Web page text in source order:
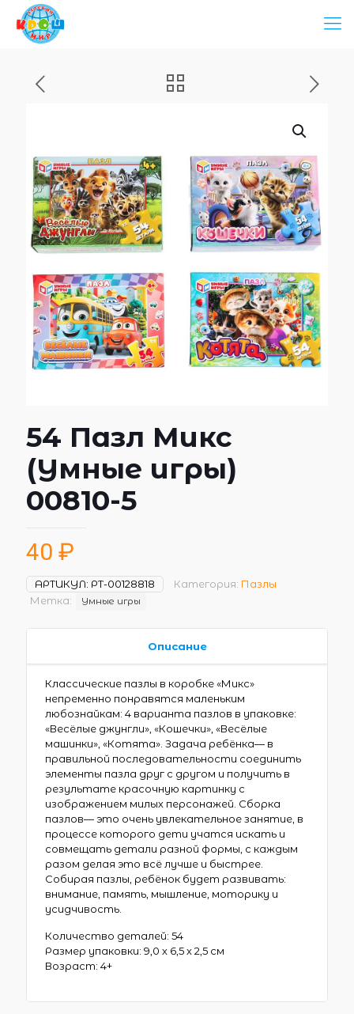
54 Пазл Микс
(Умные игры)
00810-5
40 ₽
АРТИКУЛ: РТ-00128818 Категория: Пазлы
Метка:
Умные игры
Описание
Классические пазлы в коробке «Микс»
непременно понравятся маленьким
любознайкам: 4 варианта пазлов в упаковке:
«Весёлые джунгли», «Кошечки», «Весёлые
машинки», «Котята». Задача ребёнка— в
правильной последовательности соединить
элементы пазла друг с другом и получить в
результате красочную картинку с
изображением милых персонажей. Сборка
пазлов— это очень увлекательное занятие, в
процессе которого дети учатся искать и
совмещать детали разной формы, с каждым
разом делая это всё лучше и быстрее.
Собирая пазлы, ребёнок будет развивать:
внимание, память, мышление, моторику и
усидчивость.
Количество деталей: 54
Размер упаковки: 9,0 х 6,5 х 2,5 см
Возраст: 4+